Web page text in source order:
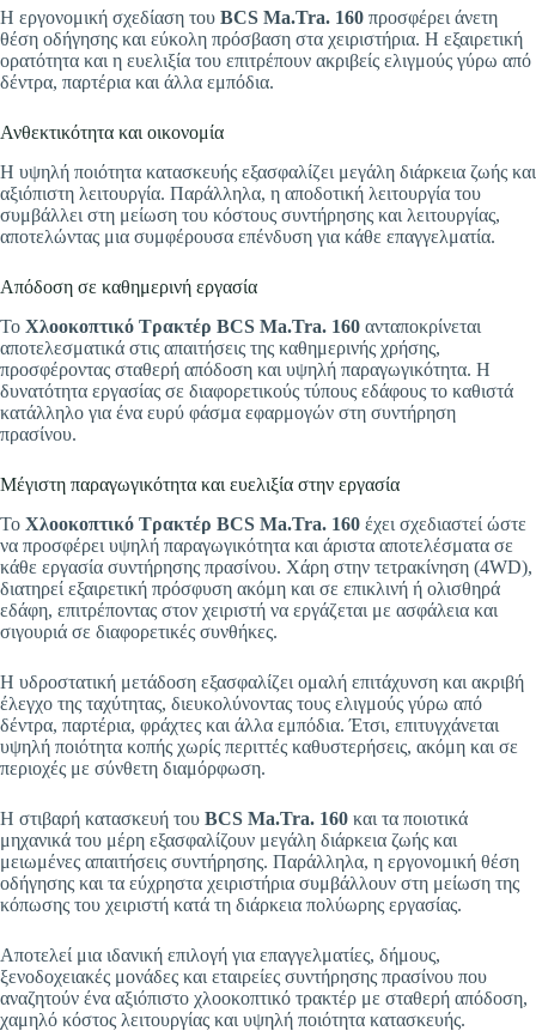
Η εργονομική σχεδίαση του BCS Ma.Tra. 160 προσφέρει άνετη
θέση οδήγησης και εύκολη πρόσβαση στα χειριστήρια. Η εξαιρετική
ορατότητα και η ευελιξία του επιτρέπουν ακριβείς ελιγμούς γύρω από
δέντρα, παρτέρια και άλλα εμπόδια.
Ανθεκτικότητα και οικονομία
Η υψηλή ποιότητα κατασκευής εξασφαλίζει μεγάλη διάρκεια ζωής και
αξιόπιστη λειτουργία. Παράλληλα, η αποδοτική λειτουργία του
συμβάλλει στη μείωση του κόστους συντήρησης και λειτουργίας,
αποτελώντας μια συμφέρουσα επένδυση για κάθε επαγγελματία.
Απόδοση σε καθημερινή εργασία
Το Χλοοκοπτικό Τρακτέρ BCS Ma.Tra. 160 ανταποκρίνεται
αποτελεσματικά στις απαιτήσεις της καθημερινής χρήσης,
προσφέροντας σταθερή απόδοση και υψηλή παραγωγικότητα. Η
δυνατότητα εργασίας σε διαφορετικούς τύπους εδάφους το καθιστά
κατάλληλο για ένα ευρύ φάσμα εφαρμογών στη συντήρηση
πρασίνου.
Μέγιστη παραγωγικότητα και ευελιξία στην εργασία
Το Χλοοκοπτικό Τρακτέρ BCS Ma.Tra. 160 έχει σχεδιαστεί ώστε
να προσφέρει υψηλή παραγωγικότητα και άριστα αποτελέσματα σε
κάθε εργασία συντήρησης πρασίνου. Χάρη στην τετρακίνηση (4WD),
διατηρεί εξαιρετική πρόσφυση ακόμη και σε επικλινή ή ολισθηρά
εδάφη, επιτρέποντας στον χειριστή να εργάζεται με ασφάλεια και
σιγουριά σε διαφορετικές συνθήκες.
Η υδροστατική μετάδοση εξασφαλίζει ομαλή επιτάχυνση και ακριβή
έλεγχο της ταχύτητας, διευκολύνοντας τους ελιγμούς γύρω από
δέντρα, παρτέρια, φράχτες και άλλα εμπόδια. Έτσι, επιτυγχάνεται
υψηλή ποιότητα κοπής χωρίς περιττές καθυστερήσεις, ακόμη και σε
περιοχές με σύνθετη διαμόρφωση.
Η στιβαρή κατασκευή του BCS Ma.Tra. 160 και τα ποιοτικά
μηχανικά του μέρη εξασφαλίζουν μεγάλη διάρκεια ζωής και
μειωμένες απαιτήσεις συντήρησης. Παράλληλα, η εργονομική θέση
οδήγησης και τα εύχρηστα χειριστήρια συμβάλλουν στη μείωση της
κόπωσης του χειριστή κατά τη διάρκεια πολύωρης εργασίας.
Αποτελεί μια ιδανική επιλογή για επαγγελματίες, δήμους,
ξενοδοχειακές μονάδες και εταιρείες συντήρησης πρασίνου που
αναζητούν ένα αξιόπιστο χλοοκοπτικό τρακτέρ με σταθερή απόδοση,
χαμηλό κόστος λειτουργίας και υψηλή ποιότητα κατασκευής.